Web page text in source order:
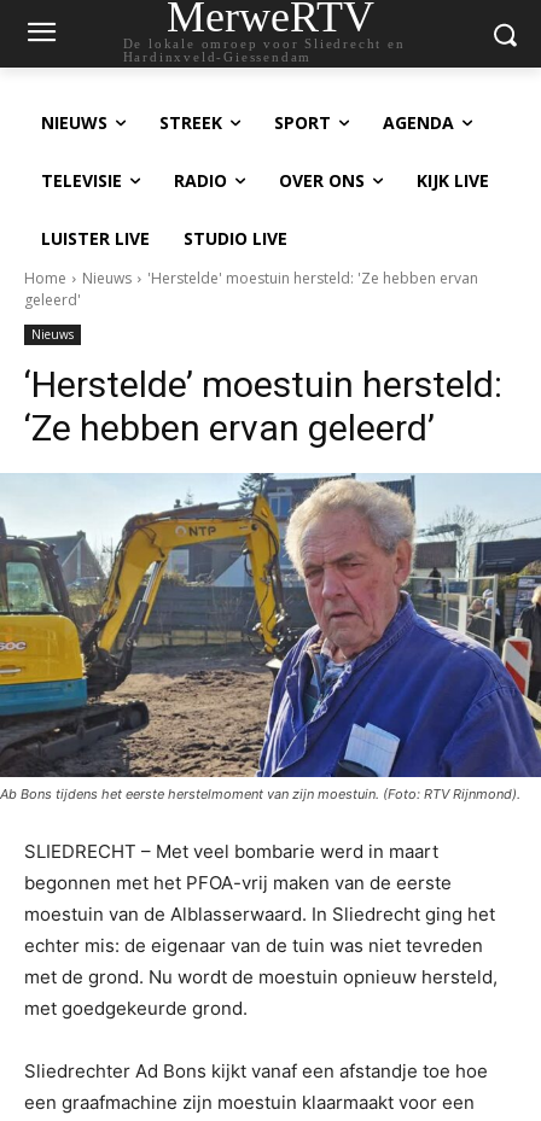
MerweRTV
De lokale omroep voor Sliedrecht en
Hardinxveld-Giessendam
NIEUWS STREEK SPORT AGENDA
TELEVISIE RADIO OVER ONS KIJK LIVE
LUISTER LIVE STUDIO LIVE
Home Nieuws
'Herstelde' moestuin hersteld: 'Ze hebben ervan
geleerd'
Nieuws
‘Herstelde’ moestuin hersteld:
‘Ze hebben ervan geleerd’
Ab Bons tijdens het eerste herstelmoment van zijn moestuin. (Foto: RTV Rijnmond).
SLIEDRECHT – Met veel bombarie werd in maart
begonnen met het PFOA-vrij maken van de eerste
moestuin van de Alblasserwaard. In Sliedrecht ging het
echter mis: de eigenaar van de tuin was niet tevreden
met de grond. Nu wordt de moestuin opnieuw hersteld,
met goedgekeurde grond.
Sliedrechter Ad Bons kijkt vanaf een afstandje toe hoe
een graafmachine zijn moestuin klaarmaakt voor een